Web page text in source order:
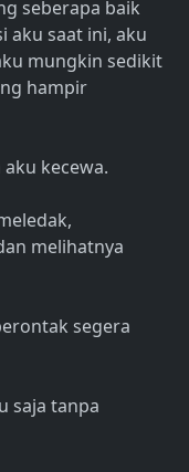
seberapa baik
aku saat ini, aku
mungkin sedikit
hampir
kecewa.
melihatnya
segera
saja tanpa